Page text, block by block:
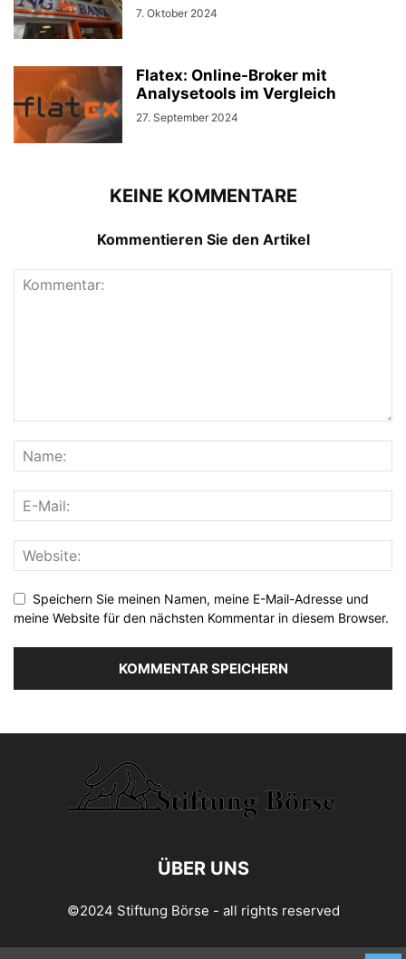
7. Oktober 2024
Flatex: Online-Broker mit
Analysetools im Vergleich
27. September 2024
KEINE KOMMENTARE
Kommentieren Sie den Artikel
Speichern Sie meinen Namen, meine E-Mail-Adresse und
meine Website für den nächsten Kommentar in diesem Browser.
ÜBER UNS
©2024 Stiftung Börse - all rights reserved